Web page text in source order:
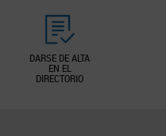
DARSE DE ALTA
EN EL
DIRECTORIO